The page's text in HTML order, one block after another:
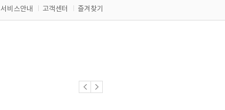
서비스안내 고객센터 즐겨찾기